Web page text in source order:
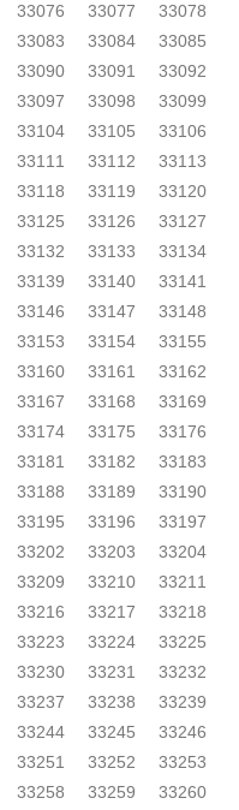
33076 33077
33078
33083 33084
33085
33090 33091
33092
33097 33098
33099
33104 33105
33106
33111 33112
33113
33118 33119
33120
33125 33126
33127
33132 33133
33134
33139 33140
33141
33146 33147
33148
33153 33154
33155
33160 33161
33162
33167 33168
33169
33174 33175
33176
33181 33182
33183
33188 33189
33190
33195 33196
33197
33202 33203
33204
33209 33210
33211
33216 33217
33218
33223 33224
33225
33230 33231
33232
33237 33238
33239
33244 33245
33246
33251 33252
33253
33258 33259
33260